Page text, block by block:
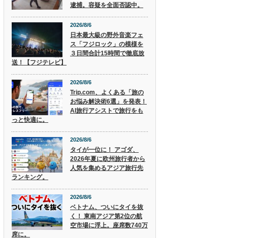
逮捕。容疑を全面否認中。
2026/8/6
日本最大級の野外音楽フェ
ス「フジロック」の模様を
３日間合計15時間で徹底放
送！【フジテレビ】
2026/8/6
Trip.com、よくある「旅の
お悩み解決術6選」を発表！
AI旅行アシストで旅行をも
っと快適に。
2026/8/6
タイが一位に！ アゴダ、
2026年夏に欧州旅行者から
人気を集めるアジア旅行先
ランキング。
2026/8/6
ベトナム、ついにタイを抜
く！ 東南アジア第2位の航
空市場に浮上。座席数740万
席に。